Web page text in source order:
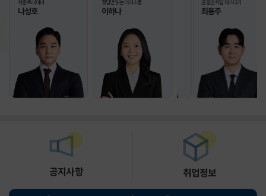
취준 트레이너
나성호
공기업 취업 연금술사
윤종혁
공기업 취업 연금술사
자소서·면접 all-care
신혜진
면접 척척박사
김태형
금융권 취업 마스터키
최동주
공지사항 취업정보